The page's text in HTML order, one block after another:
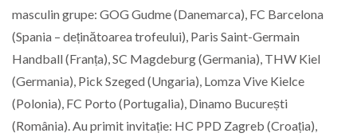
masculin grupe: GOG Gudme (Danemarca), FC Barcelona
(Spania – deținătoarea trofeului), Paris Saint-Germain
Handball (Franța), SC Magdeburg (Germania), THW Kiel
(Germania), Pick Szeged (Ungaria), Lomza Vive Kielce
(Polonia), FC Porto (Portugalia), Dinamo București
(România). Au primit invitație: HC PPD Zagreb (Croația),